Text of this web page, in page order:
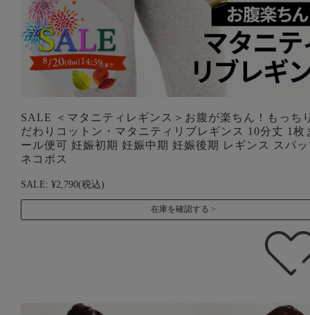
SALE ＜マタニティレギンス＞お腹が楽ちん！もっち
だわりコットン・マタニティリブレギンス 10分丈 1枚
ール便可 妊娠初期 妊娠中期 妊娠後期 レギンス スパ
ネコポス
SALE: ¥2,790(税込)
在庫を確認する